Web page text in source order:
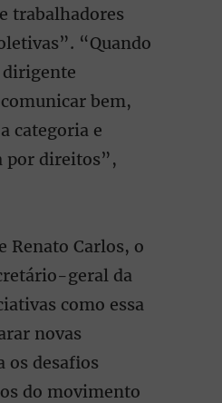
trabalhadores
“Quando
dirigente
bem,
categoria e
por direitos”,
Renato Carlos, o
geral da
como essa
novas
os desafios
do movimento